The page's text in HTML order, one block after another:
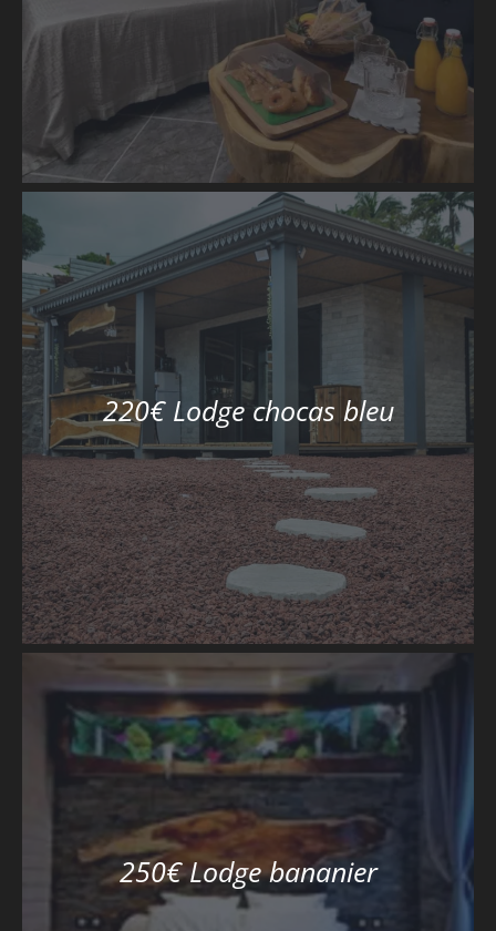
220€ Lodge chocas bleu
250€ Lodge bananier